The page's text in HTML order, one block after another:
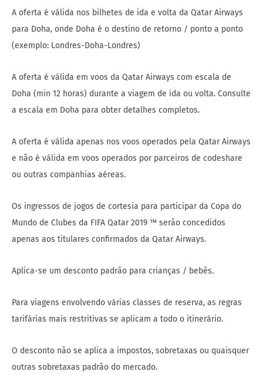
A oferta é válida nos bilhetes de ida e volta da Qatar Airways
para Doha, onde Doha é o destino de retorno / ponto a ponto
(exemplo: Londres-Doha-Londres)
A oferta é válida em voos da Qatar Airways com escala de
Doha (min 12 horas) durante a viagem de ida ou volta. Consulte
a escala em Doha para obter detalhes completos.
A oferta é válida apenas nos voos operados pela Qatar Airways
e não é válida em voos operados por parceiros de codeshare
ou outras companhias aéreas.
Os ingressos de jogos de cortesia para participar da Copa do
Mundo de Clubes da FIFA Qatar 2019 ™ serão concedidos
apenas aos titulares confirmados da Qatar Airways.
Aplica-se um desconto padrão para crianças / bebês.
Para viagens envolvendo várias classes de reserva, as regras
tarifárias mais restritivas se aplicam a todo o itinerário.
O desconto não se aplica a impostos, sobretaxas ou quaisquer
outras sobretaxas padrão do mercado.